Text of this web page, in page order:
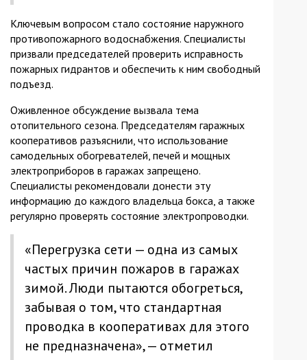
Ключевым вопросом стало состояние наружного
противопожарного водоснабжения. Специалисты
призвали председателей проверить исправность
пожарных гидрантов и обеспечить к ним свободный
подъезд.
Оживленное обсуждение вызвала тема
отопительного сезона. Председателям гаражных
кооперативов разъяснили, что использование
самодельных обогревателей, печей и мощных
электроприборов в гаражах запрещено.
Специалисты рекомендовали донести эту
информацию до каждого владельца бокса, а также
регулярно проверять состояние электропроводки.
«Перегрузка сети — одна из самых
частых причин пожаров в гаражах
зимой. Люди пытаются обогреться,
забывая о том, что стандартная
проводка в кооперативах для этого
не предназначена», — отметил